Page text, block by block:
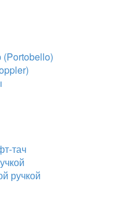
тач
ручкой